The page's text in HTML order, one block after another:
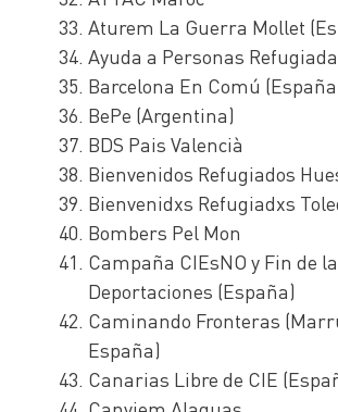
Aturem La Guerra Mollet
Ayuda a Personas
Barcelona En Comú
BePe (Argentina)
BDS Pais Valencià
Bienvenidos Refugiados
Bienvenidxs Refugiadxs
Bombers Pel Mon
Campaña CIEsNO y Fin de
Deportaciones (España)
Caminando Fronteras
España)
Canarias Libre de CIE